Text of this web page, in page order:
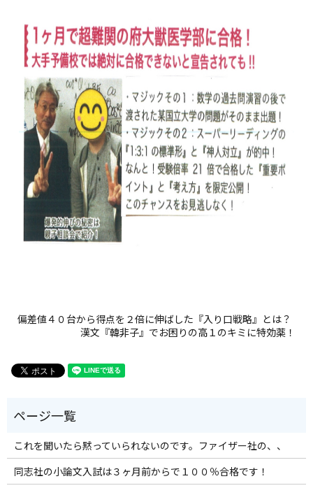
偏差値４０台から得点を２倍に伸ばした『入り口戦略』とは？
漢文『韓非子』でお困りの高１のキミに特効薬！
これを聞いたら黙っていられないのです。ファイザー社の、、
同志社の小論文入試は３ヶ月前からで１００％合格です！